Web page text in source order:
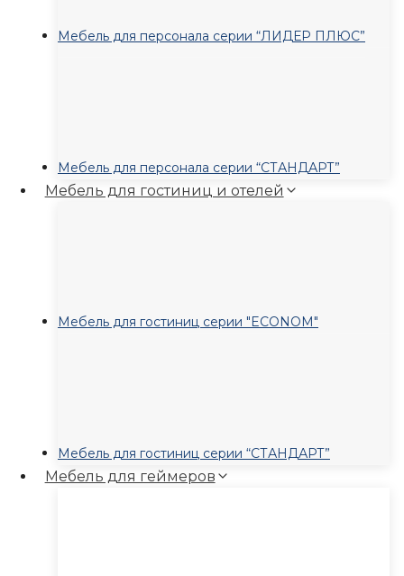
Мебель для персонала серии “ЛИДЕР ПЛЮС”
Мебель для персонала серии “СТАНДАРТ”
Мебель для гостиниц и отелей
Мебель для гостиниц серии "ECONOM"
Мебель для гостиниц серии “СТАНДАРТ”
Мебель для геймеров